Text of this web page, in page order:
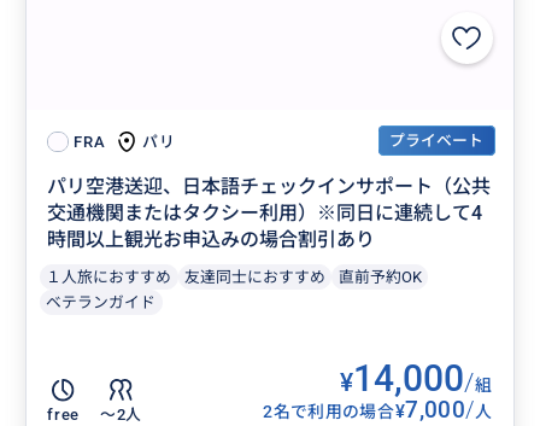
FRA パリ プライベート
パリ空港送迎、日本語チェックインサポート（公共
交通機関またはタクシー利用）※同日に連続して4
時間以上観光お申込みの場合割引あり
１人旅におすすめ 友達同士におすすめ
直前予約OK
ベテランガイド
free 〜2人
¥14,000/組
2名で利用の場合¥7,000/人